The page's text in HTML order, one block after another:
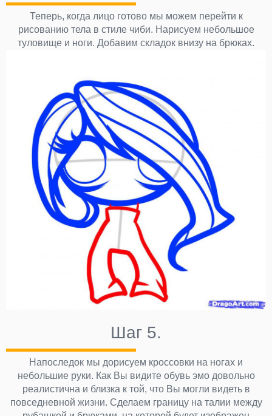
Теперь, когда лицо готово мы можем перейти к
рисованию тела в стиле чиби. Нарисуем небольшое
туловище и ноги. Добавим складок внизу на брюках.
Шаг 5.
Напоследок мы дорисуем кроссовки на ногах и
небольшие руки. Как Вы видите обувь эмо довольно
реалистична и близка к той, что Вы могли видеть в
повседневной жизни. Сделаем границу на талии между